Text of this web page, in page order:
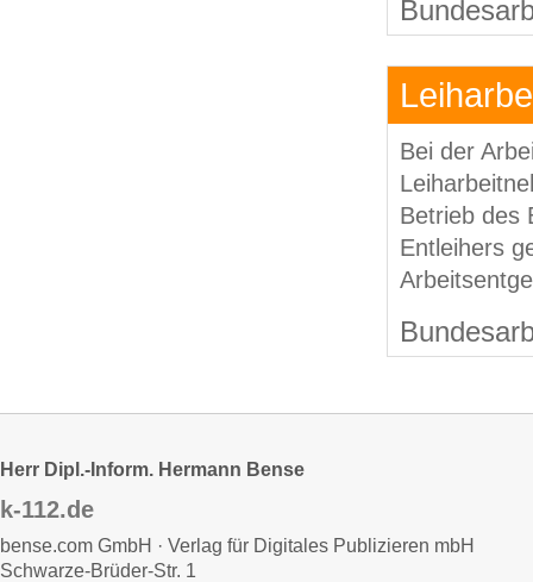
Bei der
Betrieb des
Entleihers
Herr Dipl.-Inform. Hermann Bense
k-112.de
bense.com GmbH · Verlag für Digitales Publizieren mbH
Schwarze-Brüder-Str. 1